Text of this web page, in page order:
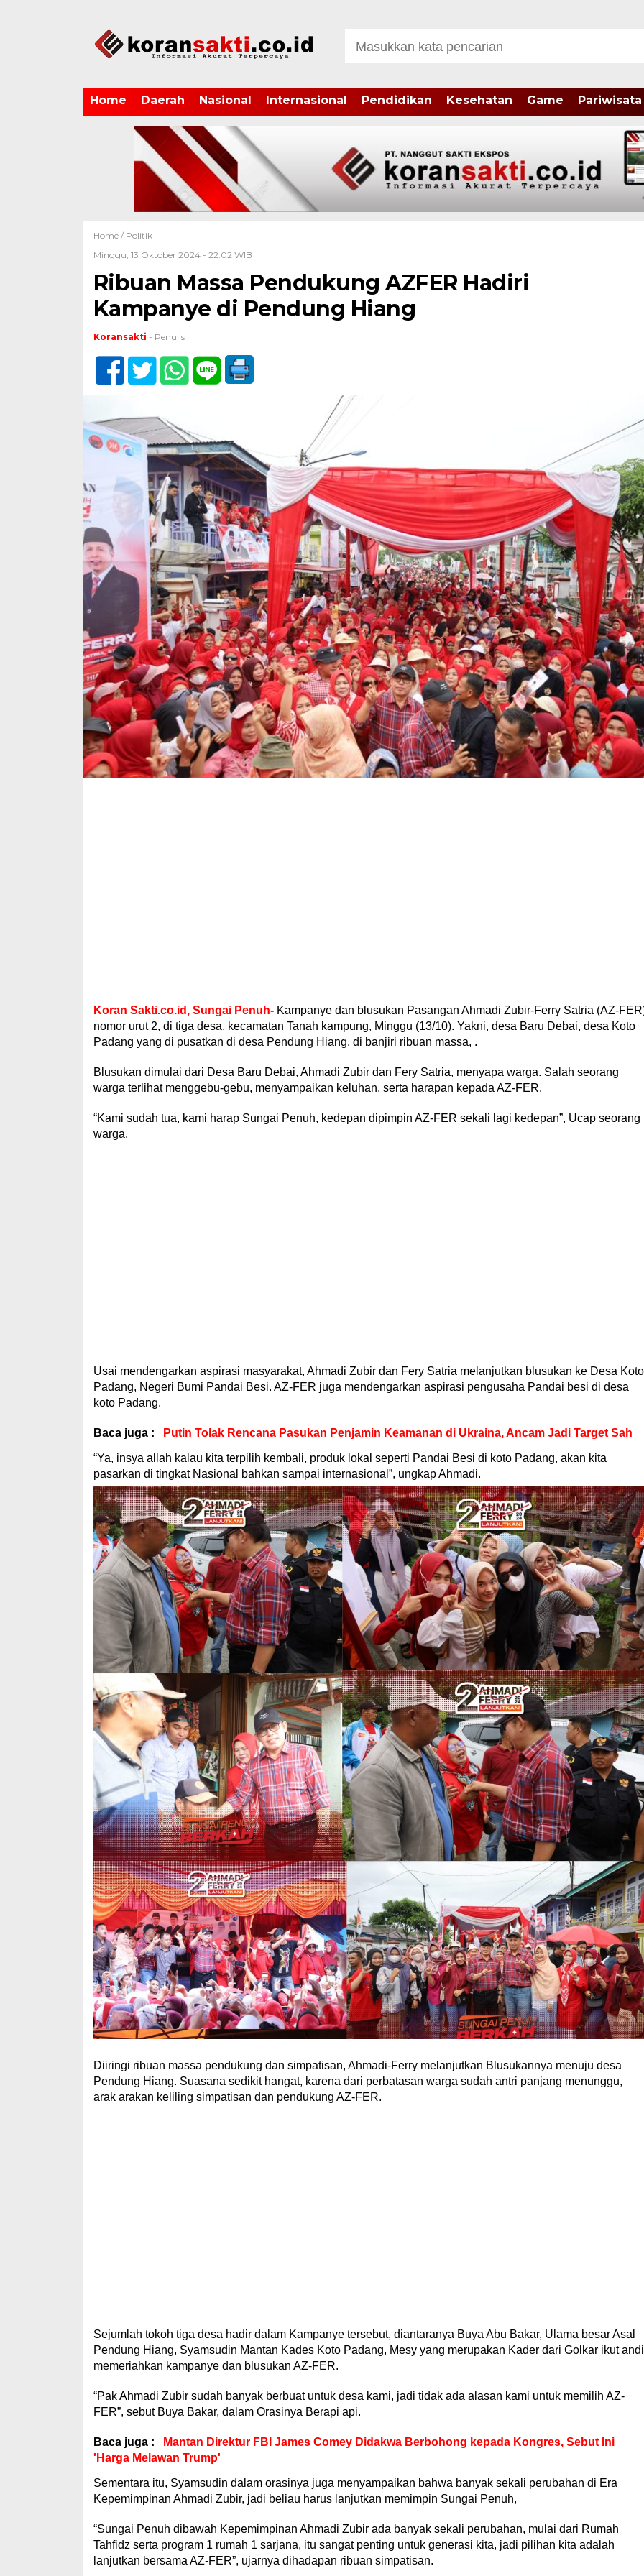
Home Daerah Nasional Internasional Pendidikan Kesehatan Game Pariwisata
Home / Politik
Minggu, 13 Oktober 2024 - 22:02 WIB
Ribuan Massa Pendukung AZFER Hadiri
Kampanye di Pendung Hiang
Koransakti - Penulis
Koran Sakti.co.id, Sungai Penuh-Kampanye dan blusukan Pasangan Ahmadi Zubir-Ferry Satria (AZ-
nomor urut 2, di tiga desa, kecamatan Tanah kampung, Minggu (13/10). Yakni, desa Baru Debai, desa Koto
Padang yang di pusatkan di desa Pendung Hiang, di banjiri ribuan massa, .
Blusukan dimulai dari Desa Baru Debai, Ahmadi Zubir dan Fery Satria, menyapa warga. Salah seorang
warga terlihat menggebu-gebu, menyampaikan keluhan, serta harapan kepada AZ-FER.
“Kami sudah tua, kami harap Sungai Penuh, kedepan dipimpin AZ-FER sekali lagi kedepan”, Ucap seorang
warga.
Usai mendengarkan aspirasi masyarakat, Ahmadi Zubir dan Fery Satria melanjutkan blusukan ke Desa Koto
Padang, Negeri Bumi Pandai Besi. AZ-FER juga mendengarkan aspirasi pengusaha Pandai besi di desa
koto Padang.
Baca juga : Putin Tolak Rencana Pasukan Penjamin Keamanan di Ukraina, Ancam Jadi Target Sah
“Ya, insya allah kalau kita terpilih kembali, produk lokal seperti Pandai Besi di koto Padang, akan kita
pasarkan di tingkat Nasional bahkan sampai internasional”, ungkap Ahmadi.
Diiringi ribuan massa pendukung dan simpatisan, Ahmadi-Ferry melanjutkan Blusukannya menuju desa
Pendung Hiang. Suasana sedikit hangat, karena dari perbatasan warga sudah antri panjang menunggu,
arak arakan keliling simpatisan dan pendukung AZ-FER.
Sejumlah tokoh tiga desa hadir dalam Kampanye tersebut, diantaranya Buya Abu Bakar, Ulama besar Asal
Pendung Hiang, Syamsudin Mantan Kades Koto Padang, Mesy yang merupakan Kader dari Golkar ikut
memeriahkan kampanye dan blusukan AZ-FER.
“Pak Ahmadi Zubir sudah banyak berbuat untuk desa kami, jadi tidak ada alasan kami untuk memilih AZ-
FER”, sebut Buya Bakar, dalam Orasinya Berapi api.
Baca juga :
Mantan Direktur FBI James Comey Didakwa Berbohong kepada Kongres, Sebut Ini
'Harga Melawan Trump'
Sementara itu, Syamsudin dalam orasinya juga menyampaikan bahwa banyak sekali perubahan di Era
Kepemimpinan Ahmadi Zubir, jadi beliau harus lanjutkan memimpin Sungai Penuh,
“Sungai Penuh dibawah Kepemimpinan Ahmadi Zubir ada banyak sekali perubahan, mulai dari Rumah
Tahfidz serta program 1 rumah 1 sarjana, itu sangat penting untuk generasi kita, jadi pilihan kita adalah
lanjutkan bersama AZ-FER”, ujarnya dihadapan ribuan simpatisan.